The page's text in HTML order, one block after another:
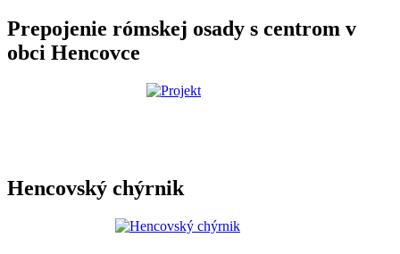
Prepojenie rómskej osady s centrom v
obci Hencovce
Hencovský chýrnik